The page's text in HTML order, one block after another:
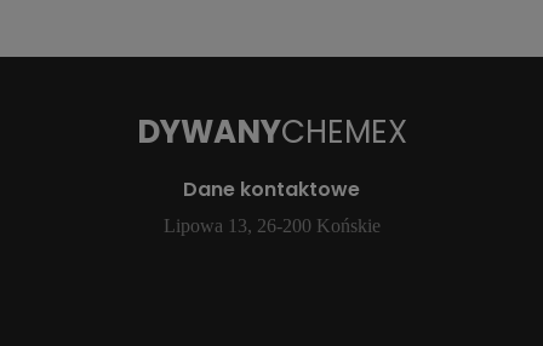
DYWANYCHEMEX
Dane kontaktowe
Lipowa 13, 26-200 Końskie